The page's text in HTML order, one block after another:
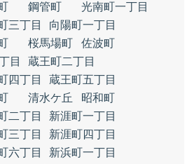
鋼管町
光南町一丁目
三丁目
向陽町一丁目
桜馬場町
佐波町
目
蔵王町二丁目
四丁目
蔵王町五丁目
清水ケ丘
昭和町
二丁目
新涯町一丁目
三丁目
新涯町四丁目
六丁目
新浜町一丁目